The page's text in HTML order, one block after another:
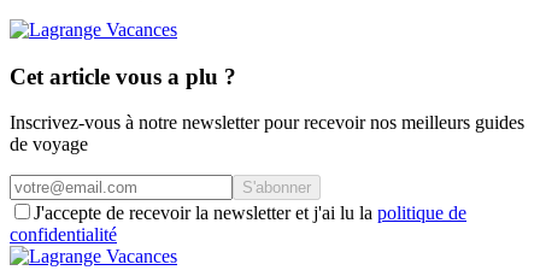
Cet article vous a plu ?
Inscrivez-vous à notre newsletter pour recevoir nos meilleurs guides
de voyage
S'abonner
J'accepte de recevoir la newsletter et j'ai lu la politique de
confidentialité